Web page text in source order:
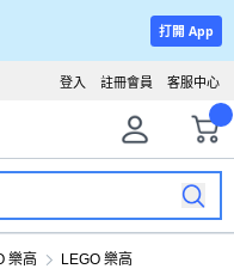
打開 App
客服中心
註冊會員
登入
樂高 LEGO 樂高